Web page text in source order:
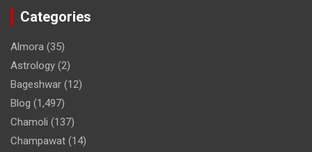
Categories
Almora (35)
Astrology (2)
Bageshwar (12)
Blog (1,497)
Chamoli (137)
Champawat (14)